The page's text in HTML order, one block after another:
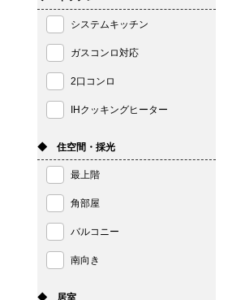
システムキッチン
ガスコンロ対応
2口コンロ
IHクッキングヒーター
◆ 住空間・採光
最上階
角部屋
バルコニー
南向き
◆ 居室